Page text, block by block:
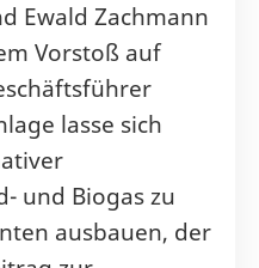
Ewald Zachmann
Vorstoß auf
lasse sich
und Biogas zu
ausbauen, der